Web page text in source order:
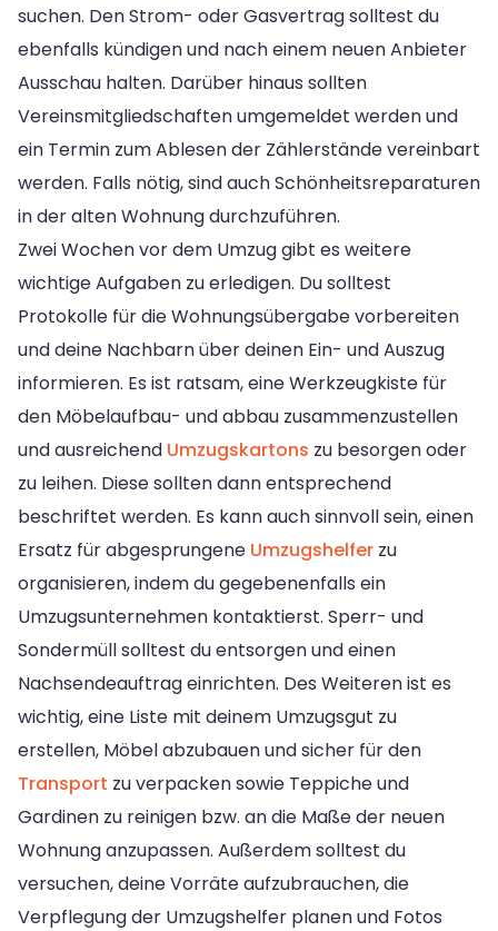
suchen. Den Strom- oder Gasvertrag solltest du
ebenfalls kündigen und nach einem neuen Anbieter
Ausschau halten. Darüber hinaus sollten
Vereinsmitgliedschaften umgemeldet werden und
ein Termin zum Ablesen der Zählerstände vereinbart
werden. Falls nötig, sind auch Schönheitsreparaturen
in der alten Wohnung durchzuführen.
Zwei Wochen vor dem Umzug gibt es weitere
wichtige Aufgaben zu erledigen. Du solltest
Protokolle für die Wohnungsübergabe vorbereiten
und deine Nachbarn über deinen Ein- und Auszug
informieren. Es ist ratsam, eine Werkzeugkiste für
den Möbelaufbau- und abbau zusammenzustellen
und ausreichend Umzugskartons zu besorgen oder
zu leihen. Diese sollten dann entsprechend
beschriftet werden. Es kann auch sinnvoll sein, einen
Ersatz für abgesprungene Umzugshelfer zu
organisieren, indem du gegebenenfalls ein
Umzugsunternehmen kontaktierst. Sperr- und
Sondermüll solltest du entsorgen und einen
Nachsendeauftrag einrichten. Des Weiteren ist es
wichtig, eine Liste mit deinem Umzugsgut zu
erstellen, Möbel abzubauen und sicher für den
Transport zu verpacken sowie Teppiche und
Gardinen zu reinigen bzw. an die Maße der neuen
Wohnung anzupassen. Außerdem solltest du
versuchen, deine Vorräte aufzubrauchen, die
Verpflegung der Umzugshelfer planen und Fotos